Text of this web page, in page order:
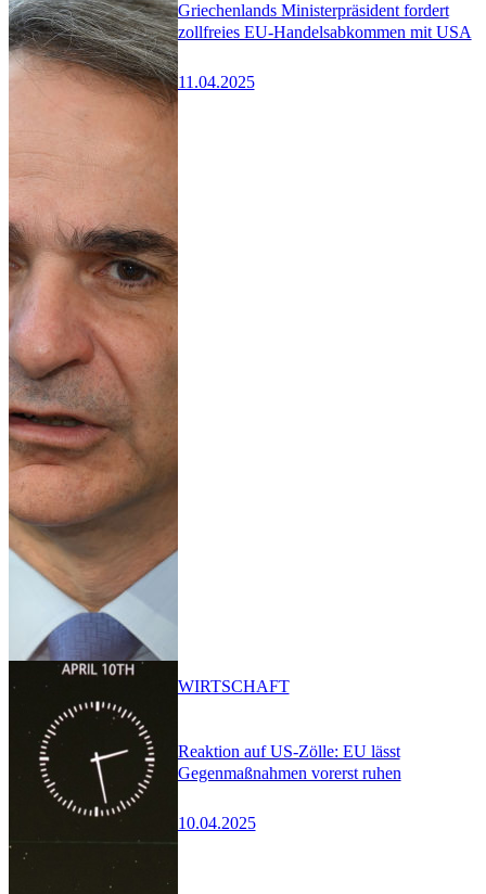
Griechenlands Ministerpräsident fordert
zollfreies EU-Handelsabkommen mit USA
11.04.2025
Reaktion auf US-Zölle: EU lässt
Gegenmaßnahmen vorerst ruhen
10.04.2025
WIRTSCHAFT